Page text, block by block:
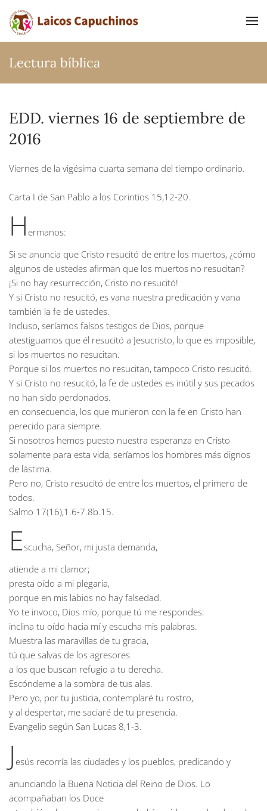
Ir al contenido principal
Lectura bíblica
EDD. viernes 16 de septiembre de
2016
Viernes de la vigésima cuarta semana del tiempo ordinario.
Carta I de San Pablo a los Corintios 15,12-20.
H ermanos:
Si se anuncia que Cristo resucitó de entre los muertos, ¿cómo
algunos de ustedes afirman que los muertos no resucitan?
¡Si no hay resurrección, Cristo no resucitó!
Y si Cristo no resucitó, es vana nuestra predicación y vana
también la fe de ustedes.
Incluso, seríamos falsos testigos de Dios, porque
atestiguamos que él resucitó a Jesucristo, lo que es imposible,
si los muertos no resucitan.
Porque si los muertos no resucitan, tampoco Cristo resucitó.
Y si Cristo no resucitó, la fe de ustedes es inútil y sus pecados
no han sido perdonados.
en consecuencia, los que murieron con la fe en Cristo han
perecido para siempre.
Si nosotros hemos puesto nuestra esperanza en Cristo
solamente para esta vida, seríamos los hombres más dignos
de lástima.
Pero no, Cristo resucitó de entre los muertos, el primero de
todos.
Salmo 17(16),1.6-7.8b.15.
Escucha, Señor, mi justa demanda,
atiende a mi clamor;
presta oído a mi plegaria,
porque en mis labios no hay falsedad.
Yo te invoco, Dios mío, porque tú me respondes:
inclina tu oído hacia mí y escucha mis palabras.
Muestra las maravillas de tu gracia,
tú que salvas de los agresores
a los que buscan refugio a tu derecha.
Escóndeme a la sombra de tus alas.
Pero yo, por tu justicia, contemplaré tu rostro,
y al despertar, me saciaré de tu presencia.
Evangelio según San Lucas 8,1-3.
J esús recorría las ciudades y los pueblos, predicando y
anunciando la Buena Noticia del Reino de Dios. Lo
acompañaban los Doce